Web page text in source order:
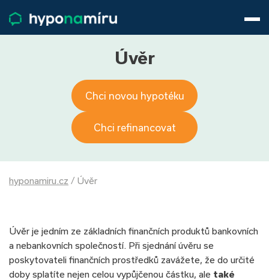
Životní pojištění
Pojištění nemovitosti
O nás
800 688 388
Přihlásit
Úvěr
Chci novou hypotéku
Chci refinancovat
hyponamiru.cz / Úvěr
Úvěr je jedním ze základních finančních produktů bankovních
a nebankovních společností. Při sjednání úvěru se
poskytovateli finančních prostředků zavážete, že do určité
doby splatíte nejen celou vypůjčenou částku, ale také